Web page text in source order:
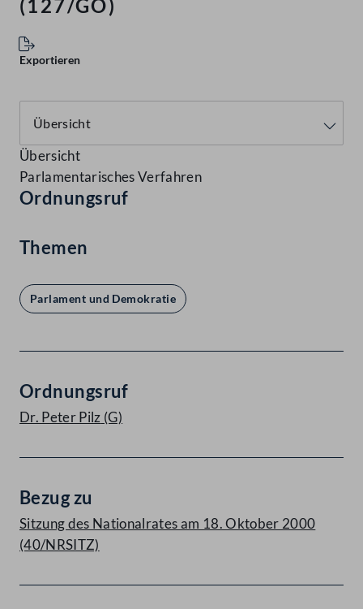
(127/GO)
Exportieren
Übersicht
Parlamentarisches Verfahren
Ordnungsruf
Themen
Parlament und Demokratie
Ordnungsruf
Dr. Peter Pilz (G)
Bezug zu
Sitzung des Nationalrates am 18. Oktober 2000
(40/NRSITZ)